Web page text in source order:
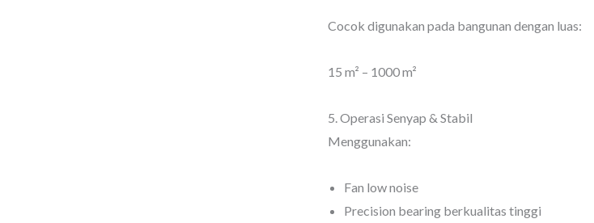
Cocok digunakan pada bangunan dengan luas:
15 m² – 1000 m²
5. Operasi Senyap & Stabil
Menggunakan:
Fan low noise
Precision bearing berkualitas tinggi